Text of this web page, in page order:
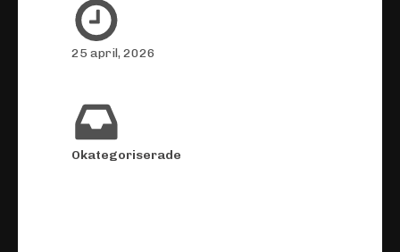
25 april, 2026
Okategoriserade